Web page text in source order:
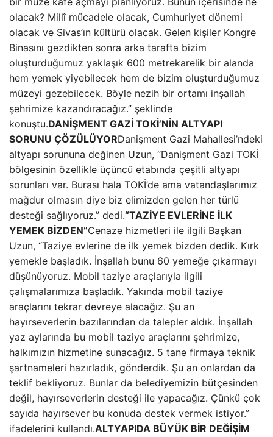
olacak? Millî mücadele olacak, Cumhuriyet dönemi
olacak ve Sivas’ın kültürü olacak. Gelen kişiler Kongre
Binasını gezdikten sonra arka tarafta bizim
oluşturduğumuz yaklaşık 600 metrekarelik bir alanda
hem yemek yiyebilecek hem de bizim oluşturduğumuz
müzeyi gezebilecek. Böyle nezih bir ortamı inşallah
şehrimize kazandıracağız.” şeklinde
konuştu.DANİŞMENT GAZİ TOKİ’NİN ALTYAPI
SORUNU ÇÖZÜLÜYORDanişment Gazi Mahallesi’ndeki
altyapı sorununa değinen Uzun, “Danişment Gazi TOKİ
bölgesinin özellikle üçüncü etabında çeşitli altyapı
sorunları var. Burası hala TOKİ’de ama vatandaşlarımız
mağdur olmasın diye biz elimizden gelen her türlü
desteği sağlıyoruz.” dedi.“TAZİYE EVLERİNE İLK
YEMEK BİZDEN”Cenaze hizmetleri ile ilgili Başkan
Uzun, “Taziye evlerine de ilk yemek bizden dedik. Kırk
yemekle başladık. İnşallah bunu 60 yemeğe çıkarmayı
düşünüyoruz. Mobil taziye araçlarıyla ilgili
çalışmalarımıza başladık. Yakında mobil taziye
araçlarını tekrar devreye alacağız. Şu an
hayırseverlerin bazılarından da talepler aldık. İnşallah
yaz aylarında bu mobil taziye araçlarını şehrimize,
halkımızın hizmetine sunacağız. 5 tane firmaya teknik
şartnameleri hazırladık, gönderdik. Şu an onlardan da
teklif bekliyoruz. Bunlar da belediyemizin bütçesinden
değil, hayırseverlerin desteği ile yapacağız. Çünkü çok
sayıda hayırsever bu konuda destek vermek istiyor.”
ifadelerini kullandı.ALTYAPIDA BÜYÜK BİR DEĞİŞİM